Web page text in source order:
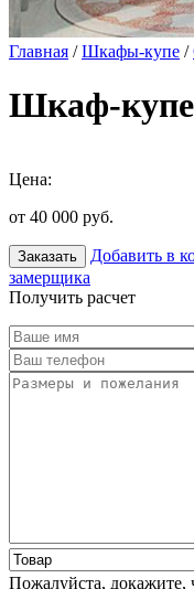
Главная /Шкафы-купе /
Шкаф-
Цена:
от 40 000 руб.
Заказать Добавить в
замерщика
Получить расчет
Пожалуйста, докажите,